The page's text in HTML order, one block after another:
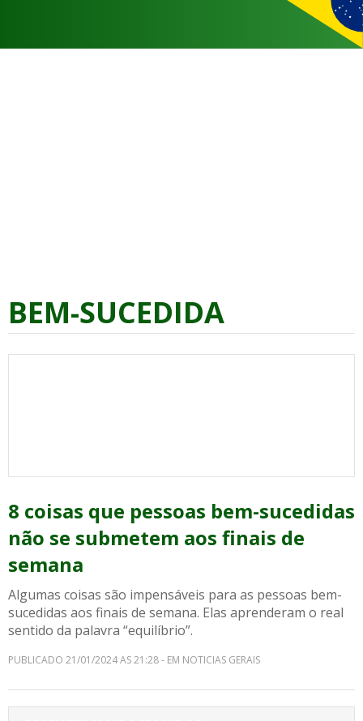
BEM-SUCEDIDA
8 coisas que pessoas bem-sucedidas
não se submetem aos finais de
semana
Algumas coisas são impensáveis para as pessoas bem-
sucedidas aos finais de semana. Elas aprenderam o real
sentido da palavra “equilíbrio”.
PUBLICADO 21/01/2024 AS 21:28 - EM NOTICIAS GERAIS